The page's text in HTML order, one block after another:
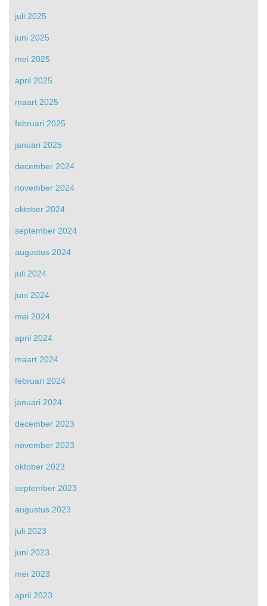
juli 2025
juni 2025
mei 2025
april 2025
maart 2025
februari 2025
januari 2025
december 2024
november 2024
oktober 2024
september 2024
augustus 2024
juli 2024
juni 2024
mei 2024
april 2024
maart 2024
februari 2024
januari 2024
december 2023
november 2023
oktober 2023
september 2023
augustus 2023
juli 2023
juni 2023
mei 2023
april 2023